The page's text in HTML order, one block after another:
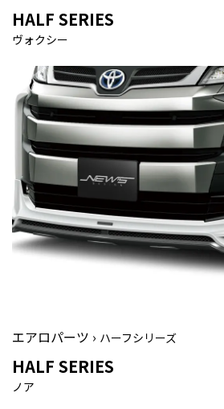
HALF SERIES
ヴォクシー
エアロパーツ › ハーフシリーズ
HALF SERIES
ノア